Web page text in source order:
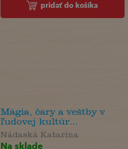
pridať do košíka
Mágia, čary a veštby v
ľudovej kultúr...
Nádaská Katarína
Na sklade